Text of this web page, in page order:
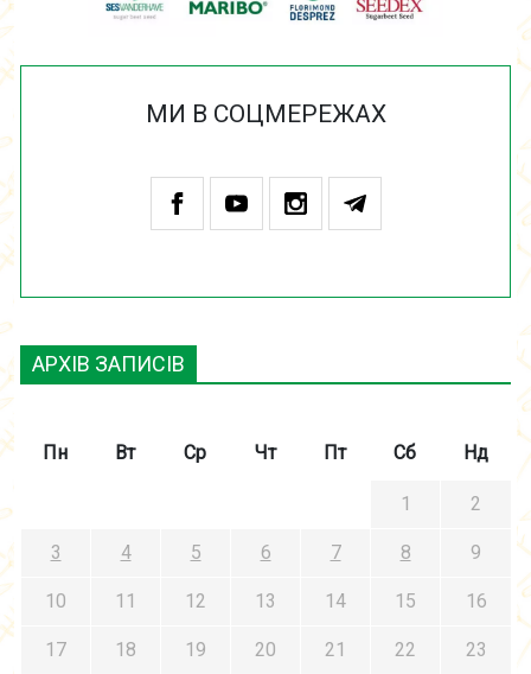
МИ В СОЦМЕРЕЖАХ
АРХІВ ЗАПИСІВ
Пн Вт Ср Чт Пт Сб Нд
1 2
3 4 5 6 7 8 9
10 11 12 13 14 15 16
17 18 19 20 21 22 23